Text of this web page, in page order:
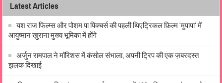
Latest Articles
यश राज फिल्म्स और पोशम पा पिक्चर्स की पहली थिएट्रिकल फ़िल्म ‘मुपापा’ में
आयुष्मान खुराना मुख्य भूमिका में होंगे
अर्जुन रामपाल ने मॉरिशस में कंसोल संभाला, अपनी ट्रिप की एक ज़बरदस्त
झलक दिखाई